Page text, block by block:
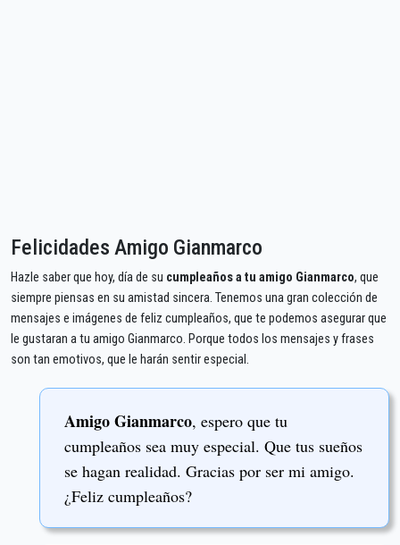
Felicidades Amigo Gianmarco
Hazle saber que hoy, día de su cumpleaños a tu amigo Gianmarco, que
siempre piensas en su amistad sincera. Tenemos una gran colección de
mensajes e imágenes de feliz cumpleaños, que te podemos asegurar que
le gustaran a tu amigo Gianmarco. Porque todos los mensajes y frases
son tan emotivos, que le harán sentir especial.
Amigo Gianmarco, espero que tu
cumpleaños sea muy especial. Que tus sueños
se hagan realidad. Gracias por ser mi amigo.
¿Feliz cumpleaños?